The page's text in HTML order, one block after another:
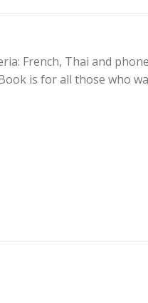
French, Thai and
is for all those who